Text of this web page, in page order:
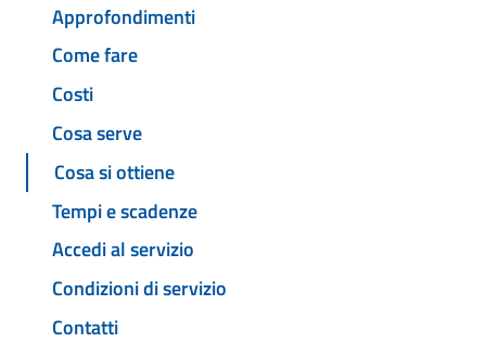
Approfondimenti
Come fare
Costi
Cosa serve
Cosa si ottiene
Tempi e scadenze
Accedi al servizio
Condizioni di servizio
Contatti